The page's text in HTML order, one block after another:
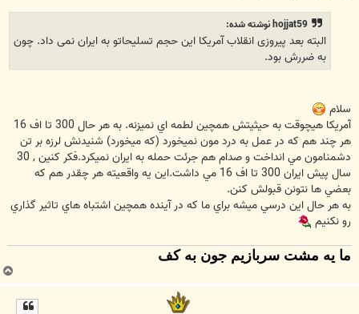
hojjat59 نوشته شده:
البته بعد پیروزی انقلاب آمریکا این حجم تسلیحاتو به ایران نمی داد. چون
به ضررش بود.
سلام
آمريكا هيچوقت به حيثيتش همچين لطمه اي نميزنه. به هر حال 300 تا اف 16
هر چند هم كه در عمل به درد مون نميخورد (كه ميخورد) شنيدنش لرزه بر تن
دشمنامون مي انداخت و صدام هم جرئت حمله به ايران نميكرد.فكر كنين , 30
سال پيش ايران 300 تا اف 16 مي داشت.اين يه واقعيته هر چقدر هم كه
بعضي ها نتونن قبولش كنن.
به هر حال اين درسي ميشه براي ما كه در آينده همچين اشتباه هاي تاثير گذاري
رو نكنيم
ما یه مشت سربازیم جون به کف
ب
ا